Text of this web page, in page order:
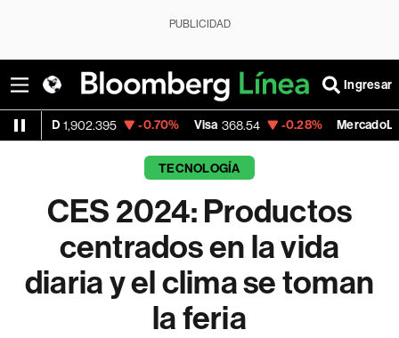
PUBLICIDAD
Ingresar
-0.70% Visa 368.54 -0.28% MercadoLibre 1,924.95
TECNOLOGÍA
CES 2024: Productos
centrados en la vida
diaria y el clima se toman
la feria